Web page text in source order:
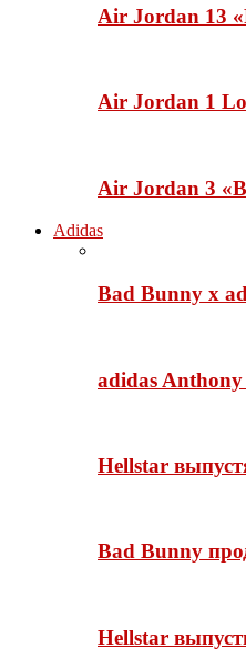
Air Jordan 13
Air Jordan 1
Air Jordan 3
Adidas
Bad Bunny x
adidas
Hellstar
Bad Bunny
Hellstar